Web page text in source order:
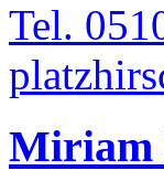
Tel.
Miriam